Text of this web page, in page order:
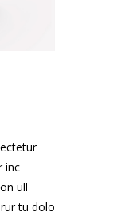
inc
ull
tu dolo